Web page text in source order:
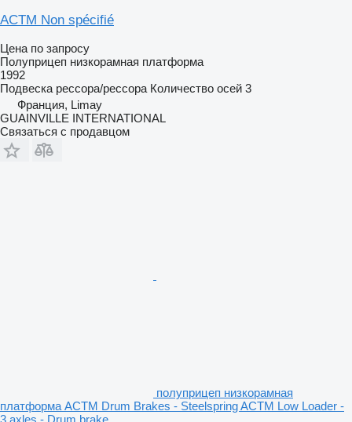
ACTM Non spécifié
Цена по запросу
Полуприцеп низкорамная платформа
1992
Подвеска рессора/рессора Количество осей 3
Франция, Limay
GUAINVILLE INTERNATIONAL
Связаться с продавцом
полуприцеп низкорамная
платформа ACTM Drum Brakes - Steelspring ACTM Low Loader -
3 axles - Drum brake